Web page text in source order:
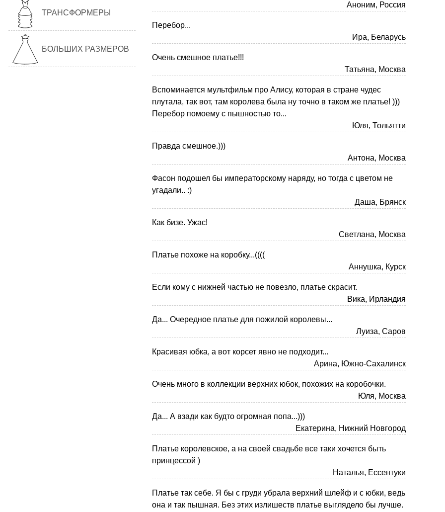
ТРАНСФОРМЕРЫ
БОЛЬШИХ РАЗМЕРОВ
Аноним, Россия
Перебор...
Ира, Беларусь
Очень смешное платье!!!
Татьяна, Москва
Вспоминается мультфильм про Алису, которая в стране чудес
плутала, так вот, там королева была ну точно в таком же платье! )))
Перебор помоему с пышностью то...
Юля, Тольятти
Правда смешное.)))
Антона, Москва
Фасон подошел бы императорскому наряду, но тогда с цветом не
угадали.. :)
Даша, Брянск
Как бизе. Ужас!
Светлана, Москва
Платье похоже на коробку...((((
Аннушка, Курск
Если кому с нижней частью не повезло, платье скрасит.
Вика, Ирландия
Да... Очередное платье для пожилой королевы...
Луиза, Саров
Красивая юбка, а вот корсет явно не подходит...
Арина, Южно-Сахалинск
Очень много в коллекции верхних юбок, похожих на коробочки.
Юля, Москва
Да... А взади как будто огромная попа...)))
Екатерина, Нижний Новгород
Платье королевское, а на своей свадьбе все таки хочется быть
принцессой )
Наталья, Ессентуки
Платье так себе. Я бы с груди убрала верхний шлейф и с юбки, ведь
она и так пышная. Без этих излишеств платье выглядело бы лучше.